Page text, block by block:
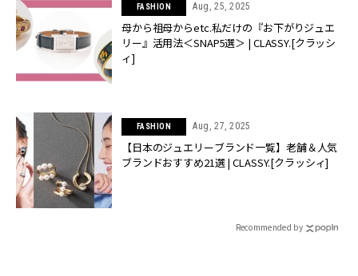
FASHION Aug, 25, 2025
母から祖母からetc.私だけの『お下がりジュエ
リー』活用法＜SNAP5選＞ | CLASSY.[クラッシ
ィ]
FASHION Aug, 27, 2025
【日本のジュエリーブランド一覧】老舗＆人気
ブランドおすすめ21選 | CLASSY.[クラッシィ]
Recommended by